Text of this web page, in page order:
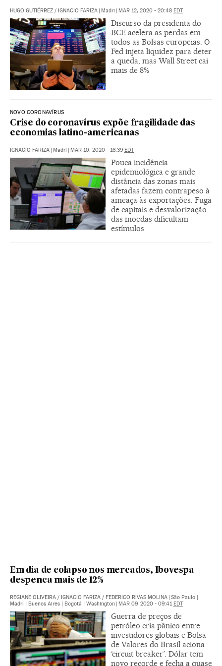
HUGO GUTIÉRREZ / IGNACIO FARIZA | Madri | MAR 12, 2020 - 20:48 EDT
Discurso da presidenta do
BCE acelera as perdas em
todos as Bolsas europeias. O
Fed injeta liquidez para deter
a queda, mas Wall Street cai
mais de 8%
NOVO CORONAVÍRUS
Crise do coronavírus expõe fragilidade das
economias latino-americanas
IGNACIO FARIZA | Madri | MAR 10, 2020 - 16:39 EDT
Pouca incidência
epidemiológica e grande
distância das zonas mais
afetadas fazem contrapeso à
ameaça às exportações. Fuga
de capitais e desvalorização
das moedas dificultam
estímulos
Em dia de colapso nos mercados, Ibovespa
despenca mais de 12%
REGIANE OLIVEIRA / IGNACIO FARIZA / FEDERICO RIVAS MOLINA | São Paulo |
Madri | Buenos Aires | Bogotá | Washington | MAR 09, 2020 - 09:41EDT
Guerra de preços de
petróleo cria pânico entre
investidores globais e Bolsa
de Valores do Brasil aciona
‘circuit breaker’. Dólar tem
novo recorde e fecha a quase